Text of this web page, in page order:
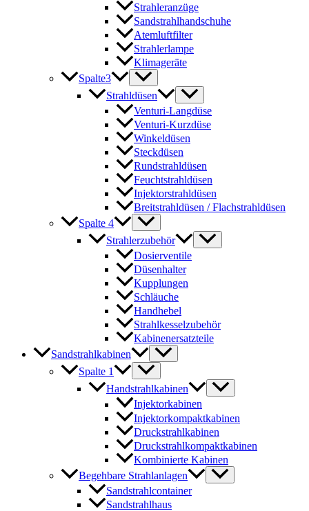
Strahleranzüge
Sandstrahlhandschuhe
Atemluftfilter
Strahlerlampe
Klimageräte
Spalte3
Strahldüsen
Venturi-Langdüse
Venturi-Kurzdüse
Winkeldüsen
Steckdüsen
Rundstrahldüsen
Feuchtstrahldüsen
Injektorstrahldüsen
Breitstrahldüsen / Flachstrahldüsen
Spalte 4
Strahlerzubehör
Dosierventile
Düsenhalter
Kupplungen
Schläuche
Handhebel
Strahlkesselzubehör
Kabinenersatzteile
Sandstrahlkabinen
Spalte 1
Handstrahlkabinen
Injektorkabinen
Injektorkompaktkabinen
Druckstrahlkabinen
Druckstrahlkompaktkabinen
Kombinierte Kabinen
Begehbare Strahlanlagen
Sandstrahlcontainer
Sandstrahlhaus